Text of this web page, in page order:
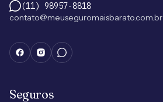
(11) 98957-8818
contato@meuseguromaisbarato.com.br
Seguros